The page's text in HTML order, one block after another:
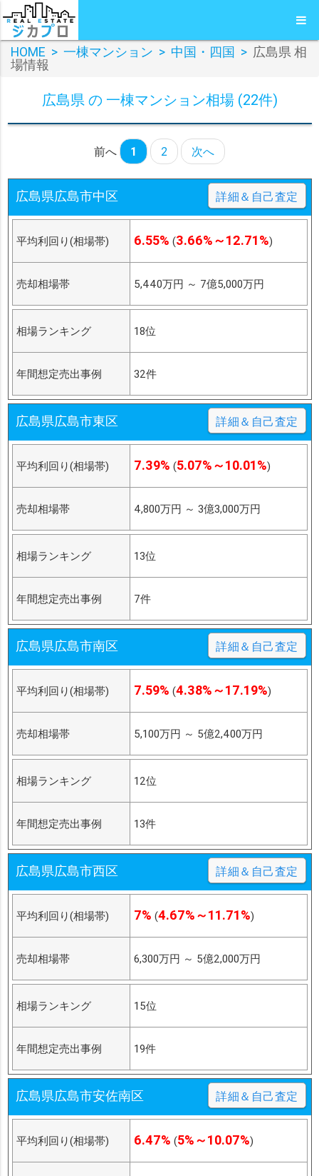
HOME > 一棟マンション > 中国・四国 > 広島県 相
場情報
広島県 の 一棟マンション相場 (22件)
前へ 1 2 次へ
広島県広島市中区 詳細＆自己査定
平均利回り(相場帯) 6.55% (3.66%～12.71%)
売却相場帯 5,440万円 ～ 7億5,000万円
相場ランキング 18位
年間想定売出事例 32件
広島県広島市東区 詳細＆自己査定
平均利回り(相場帯) 7.39% (5.07%～10.01%)
売却相場帯 4,800万円 ～ 3億3,000万円
相場ランキング 13位
年間想定売出事例 7件
広島県広島市南区 詳細＆自己査定
平均利回り(相場帯) 7.59% (4.38%～17.19%)
売却相場帯 5,100万円 ～ 5億2,400万円
相場ランキング 12位
年間想定売出事例 13件
広島県広島市西区 詳細＆自己査定
平均利回り(相場帯) 7% (4.67%～11.71%)
売却相場帯 6,300万円 ～ 5億2,000万円
相場ランキング 15位
年間想定売出事例 19件
広島県広島市安佐南区 詳細＆自己査定
平均利回り(相場帯) 6.47% (5%～10.07%)